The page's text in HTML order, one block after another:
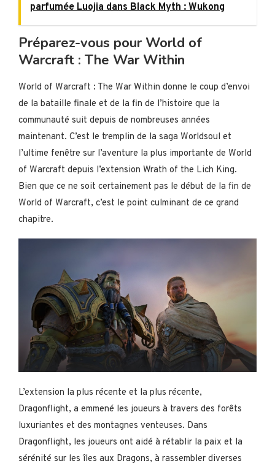
parfumée Luojia dans Black Myth : Wukong
Préparez-vous pour World of
Warcraft : The War Within
World of Warcraft : The War Within donne le coup d’envoi
de la bataille finale et de la fin de l’histoire que la
communauté suit depuis de nombreuses années
maintenant. C’est le tremplin de la saga Worldsoul et
l’ultime fenêtre sur l’aventure la plus importante de World
of Warcraft depuis l’extension Wrath of the Lich King.
Bien que ce ne soit certainement pas le début de la fin de
World of Warcraft, c’est le point culminant de ce grand
chapitre.
L’extension la plus récente et la plus récente,
Dragonflight, a emmené les joueurs à travers des forêts
luxuriantes et des montagnes venteuses. Dans
Dragonflight, les joueurs ont aidé à rétablir la paix et la
sérénité sur les îles aux Dragons, à rassembler diverses